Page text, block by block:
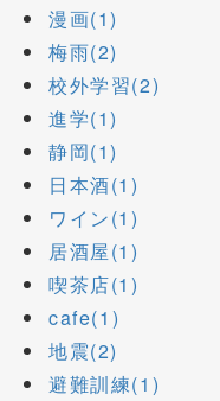
漫画(1)
梅雨(2)
校外学習(2)
進学(1)
静岡(1)
日本酒(1)
ワイン(1)
居酒屋(1)
喫茶店(1)
cafe(1)
地震(2)
避難訓練(1)